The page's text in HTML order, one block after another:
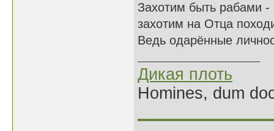
Захотим быть рабами
захотим на Отца
Ведь одарённые
Дикая плоть
Homines, dum